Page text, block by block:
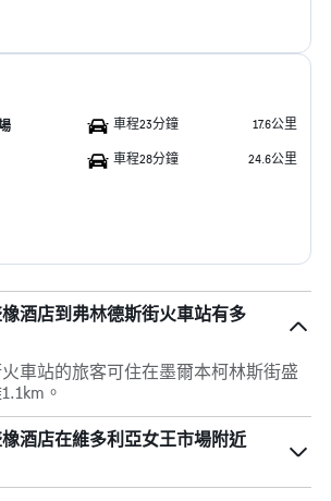
車程23分鐘 17.6公里
車程28分鐘 24.6公里
酒店到弗林德斯街火車站有多
車站的旅客可住在墨爾本柯林斯街盛
。
酒店在維多利亞女王市場附近